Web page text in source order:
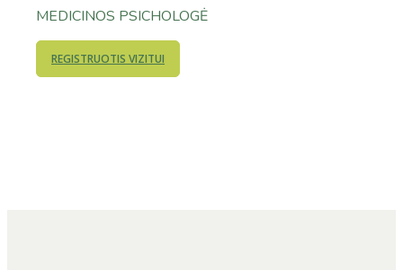
MEDICINOS PSICHOLOGĖ
REGISTRUOTIS VIZITUI